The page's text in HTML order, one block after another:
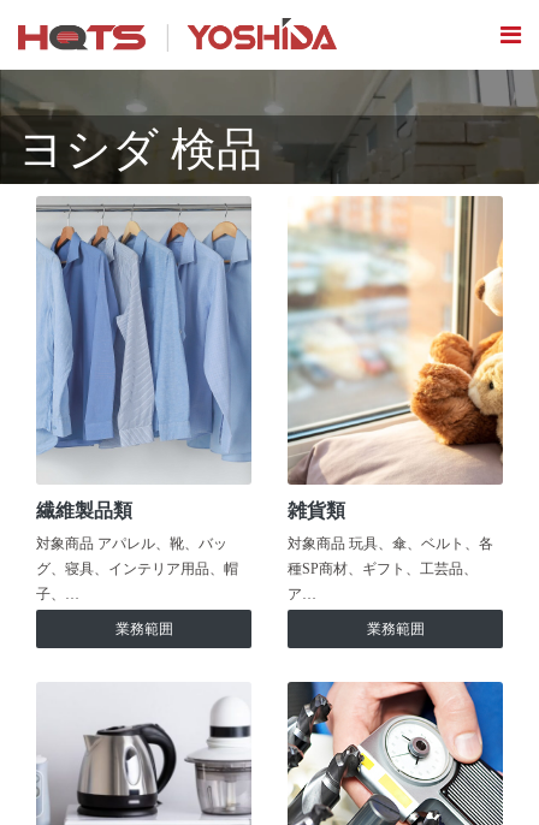
ヨシダ 検品
繊維製品類
対象商品 アパレル、靴、バッ
グ、寝具、インテリア用品、帽
子、…
業務範囲
雑貨類
対象商品 玩具、傘、ベルト、各
種SP商材、ギフト、工芸品、
ア…
業務範囲